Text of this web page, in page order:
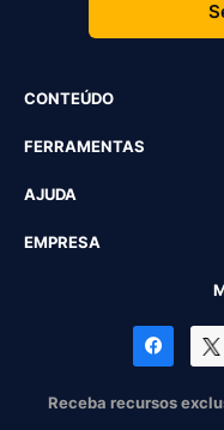
CONTEÚDO
FERRAMENTAS
AJUDA
EMPRESA
Receba recursos